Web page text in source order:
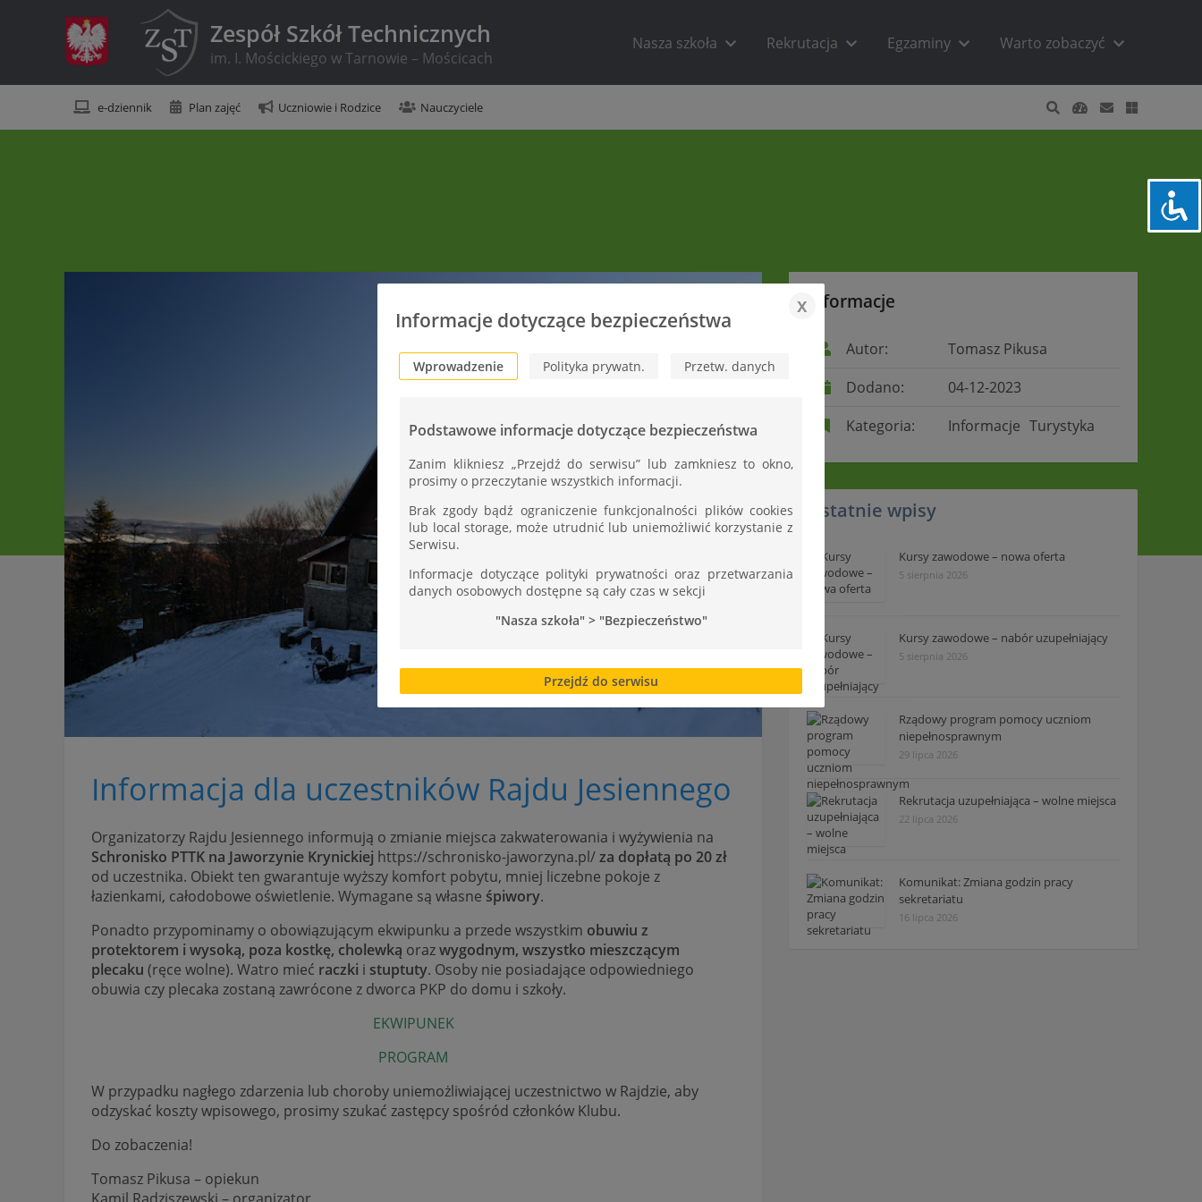
Zespół Szkół Technicznych
im. I. Mościckiego w Tarnowie – Mościcach
Nasza szkoła Rekrutacja Egzaminy Warto zobaczyć
e-dziennik Plan zajęć Uczniowie i Rodzice Nauczyciele
Informacja dla uczestników Rajdu Jesiennego
Organizatorzy Rajdu Jesiennego informują o zmianie miejsca zakwaterowania i wyżywienia na
Schronisko PTTK na Jaworzynie Krynickiej https://schronisko-jaworzyna.pl/za dopłatą po 20 zł
od uczestnika. Obiekt ten gwarantuje wyższy komfort pobytu, mniej liczebne pokoje z
łazienkami, całodobowe oświetlenie. Wymagane są własne śpiwory.
Ponadto przypominamy o obowiązującym ekwipunku a przede wszystkim obuwiu z
protektorem i wysoką, poza kostkę, cholewką orazwygodnym, wszystko mieszczącym
plecaku (ręce wolne). Watro mieć raczki i stuptuty. Osoby nie posiadające odpowiedniego
obuwia czy plecaka zostaną zawrócone z dworca PKP do domu i szkoły.
EKWIPUNEK
PROGRAM
W przypadku nagłego zdarzenia lub choroby uniemożliwiającej uczestnictwo w Rajdzie, aby
odzyskać koszty wpisowego, prosimy szukać zastępcy spośród członków Klubu.
Do zobaczenia!
Tomasz Pikusa – opiekun
Kamil Radziszewski – organizator
Informacje
Autor:
Tomasz Pikusa
Dodano:
04-12-2023
Kategoria:
Informacje Turystyka
Ostatnie wpisy
Kursy zawodowe – nowa oferta
5 sierpnia 2026
Kursy zawodowe – nabór uzupełniający
5 sierpnia 2026
Rządowy program pomocy uczniom
niepełnosprawnym
29 lipca 2026
Rekrutacja uzupełniająca – wolne miejsca
22 lipca 2026
Komunikat: Zmiana godzin pracy
sekretariatu
16 lipca 2026
Informacje dotyczące bezpieczeństwa
x
Wprowadzenie Polityka prywatn. Przetw. danych
Podstawowe informacje dotyczące bezpieczeństwa
Zanim klikniesz „Przejdź do serwisu” lub zamkniesz to okno,
prosimy o przeczytanie wszystkich informacji.
Brak zgody bądź ograniczenie funkcjonalności plików cookies
lub local storage, może utrudnić lub uniemożliwić korzystanie z
Serwisu.
Informacje dotyczące polityki prywatności oraz przetwarzania
danych osobowych dostępne są cały czas w sekcji
"Nasza szkoła" > "Bezpieczeństwo"
Przejdź do serwisu